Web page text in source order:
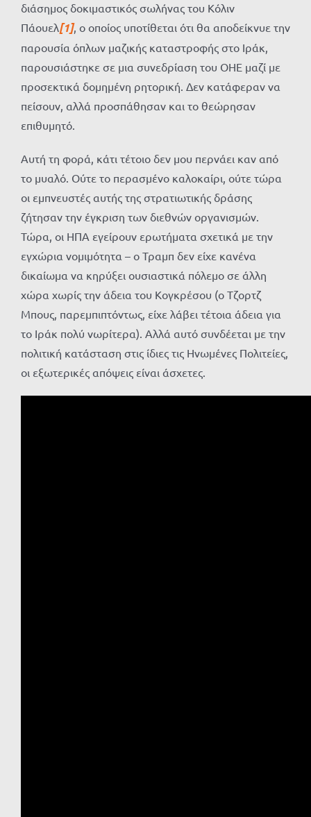
διάσημος δοκιμαστικός σωλήνας του Κόλιν
Πάουελ[1], ο οποίος υποτίθεται ότι θα αποδείκνυε την
παρουσία όπλων μαζικής καταστροφής στο Ιράκ,
παρουσιάστηκε σε μια συνεδρίαση του ΟΗΕ μαζί με
προσεκτικά δομημένη ρητορική. Δεν κατάφεραν να
πείσουν, αλλά προσπάθησαν και το θεώρησαν
επιθυμητό.
Αυτή τη φορά, κάτι τέτοιο δεν μου περνάει καν από
το μυαλό. Ούτε το περασμένο καλοκαίρι, ούτε τώρα
οι εμπνευστές αυτής της στρατιωτικής δράσης
ζήτησαν την έγκριση των διεθνών οργανισμών.
Τώρα, οι ΗΠΑ εγείρουν ερωτήματα σχετικά με την
εγχώρια νομιμότητα – ο Τραμπ δεν είχε κανένα
δικαίωμα να κηρύξει ουσιαστικά πόλεμο σε άλλη
χώρα χωρίς την άδεια του Κογκρέσου (ο Τζορτζ
Μπους, παρεμπιπτόντως, είχε λάβει τέτοια άδεια για
το Ιράκ πολύ νωρίτερα). Αλλά αυτό συνδέεται με την
πολιτική κατάσταση στις ίδιες τις Ηνωμένες Πολιτείες,
οι εξωτερικές απόψεις είναι άσχετες.